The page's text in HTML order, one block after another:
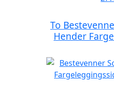
To
Hender